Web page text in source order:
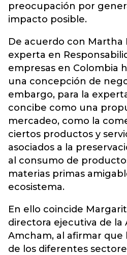
preocupación por
impacto posible.
De acuerdo con Martha
experta en
empresas en Colombia
una concepción de
embargo, para la
concibe como una
mercadeo, como la
ciertos productos y
asociados a la
al consumo de
materias primas
ecosistema.
En ello coincide
directora ejecutiva de la
Amcham, al afirmar que
de los diferentes